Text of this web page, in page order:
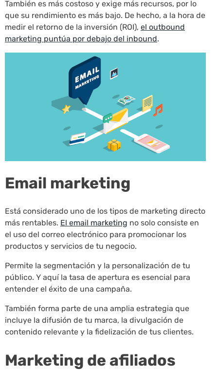
También es más costoso y exige más recursos, por lo
que su rendimiento es más bajo. De hecho, a la hora de
medir el retorno de la inversión (ROI), el outbound
marketing puntúa por debajo del inbound.
Email marketing
Está considerado uno de los tipos de marketing directo
más rentables. El email marketing no solo consiste en
el uso del correo electrónico para promocionar los
productos y servicios de tu negocio.
Permite la segmentación y la personalización de tu
público. Y aquí la tasa de apertura es esencial para
entender el éxito de una campaña.
También forma parte de una amplia estrategia que
incluye la difusión de tu marca, la divulgación de
contenido relevante y la fidelización de tus clientes.
Marketing de afiliados